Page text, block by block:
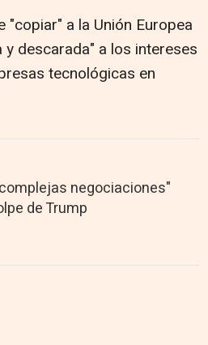
"copiar" a la Unión Europea
descarada" a los intereses
tecnológicas en
negociaciones"
de Trump